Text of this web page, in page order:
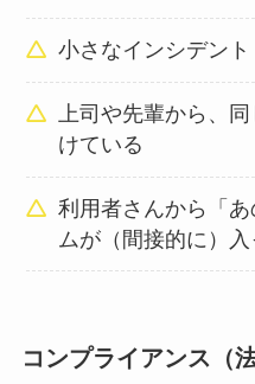
小さなインシデン
上司や先輩から、
けている
利用者さんから「
ムが（間接的に）入
コンプライアンス（